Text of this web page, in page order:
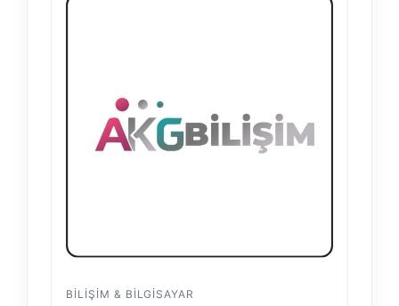
BILIŞIM & BILGISAYAR